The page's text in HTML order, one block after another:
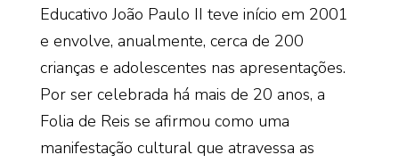
Educativo João Paulo II teve início em 2001
e envolve, anualmente, cerca de 200
crianças e adolescentes nas apresentações.
Por ser celebrada há mais de 20 anos, a
Folia de Reis se afirmou como uma
manifestação cultural que atravessa as